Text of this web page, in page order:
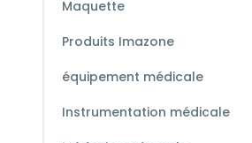
Maquette
Produits Imazone
équipement médicale
Instrumentation médicale